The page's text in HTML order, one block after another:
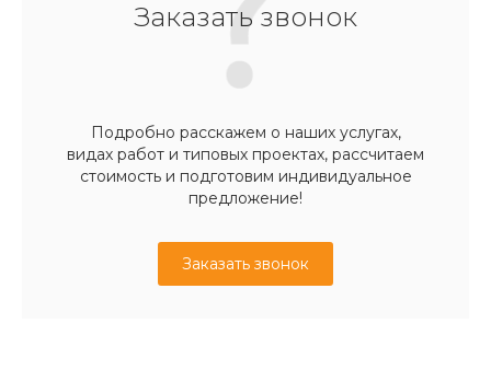
Заказать звонок
Подробно расскажем о наших услугах,
видах работ и типовых проектах, рассчитаем
стоимость и подготовим индивидуальное
предложение!
Заказать звонок